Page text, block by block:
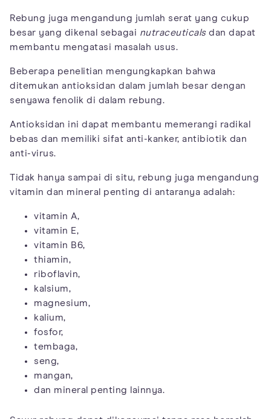
Rebung juga mengandung jumlah serat yang cukup
besar yang dikenal sebagai nutraceuticalsdan dapat
membantu mengatasi masalah usus.
Beberapa penelitian mengungkapkan bahwa
ditemukan antioksidan dalam jumlah besar dengan
senyawa fenolik di dalam rebung.
Antioksidan ini dapat membantu memerangi radikal
bebas dan memiliki sifat anti-kanker, antibiotik dan
anti-virus.
Tidak hanya sampai di situ, rebung juga mengandung
vitamin dan mineral penting di antaranya adalah:
vitamin A,
vitamin E,
vitamin B6,
thiamin,
riboflavin,
kalsium,
magnesium,
kalium,
fosfor,
tembaga,
seng,
mangan,
dan mineral penting lainnya.